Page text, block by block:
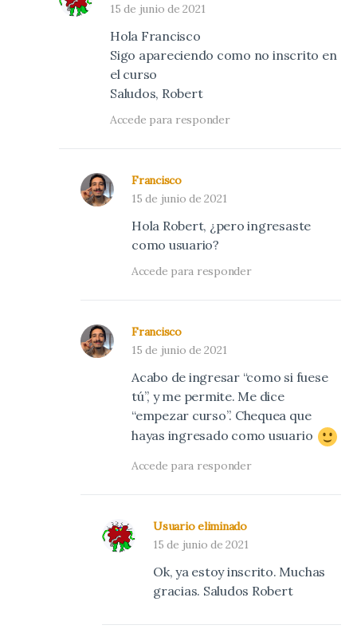
15 de junio de 2021
Hola Francisco
Sigo apareciendo como no inscrito en
el curso
Saludos, Robert
Accede para responder
Francisco
15 de junio de 2021
Hola Robert, ¿pero ingresaste
como usuario?
Accede para responder
Francisco
15 de junio de 2021
Acabo de ingresar “como si fuese
tú”, y me permite. Me dice
“empezar curso”. Chequea que
hayas ingresado como usuario
Accede para responder
Usuario eliminado
15 de junio de 2021
Ok, ya estoy inscrito. Muchas
gracias. Saludos Robert